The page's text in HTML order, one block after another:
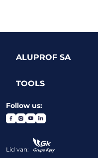
ALUPROF SA
TOOLS
Follow us:
Lid van: